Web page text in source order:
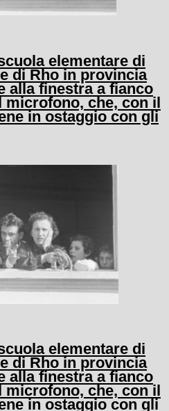
elementare di
di Rho in provincia
alla finestra a fianco
microfono, che, con il
in ostaggio con gli
elementare di
di Rho in provincia
alla finestra a fianco
microfono, che, con il
in ostaggio con gli